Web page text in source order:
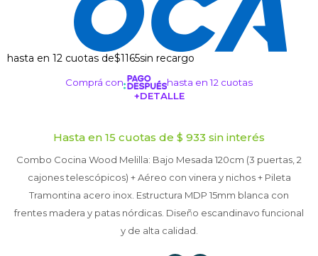
hasta en 12 cuotas de$1165sin recargo
Comprá con
hasta en 12 cuotas
+DETALLE
Hasta en 15 cuotas de $ 933 sin interés
Combo Cocina Wood Melilla: Bajo Mesada 120cm (3 puertas, 2
cajones telescópicos) + Aéreo con vinera y nichos + Pileta
Tramontina acero inox. Estructura MDP 15mm blanca con
frentes madera y patas nórdicas. Diseño escandinavo funcional
y de alta calidad.